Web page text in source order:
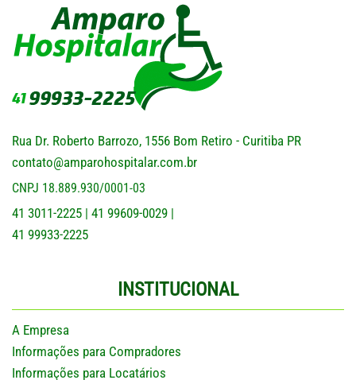
Rua Dr. Roberto Barrozo, 1556 Bom Retiro - Curitiba PR
contato@amparohospitalar.com.br
CNPJ 18.889.930/0001-03
41 3011-2225 | 41 99609-0029 |
41 99933-2225
INSTITUCIONAL
A Empresa
Informações para Compradores
Informações para Locatários